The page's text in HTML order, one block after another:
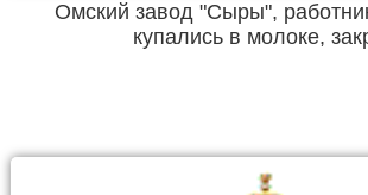
Омский завод "Сыры",
купались в молоке,